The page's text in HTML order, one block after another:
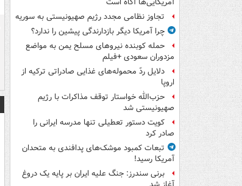
آمریکایی‌ها آگاه است
تجاوز نظامی مجدد رژیم صهیونیستی به سوریه
چرا آمریکا دیگر بازدارندگی پیشین را ندارد؟
حمله کوبنده نیروهای مسلح یمن به مواضع
مزدوران سعودی +فیلم
دلایل ردّ محموله‌های غذایی صادراتی ترکیه از
اروپا
حزب‌الله خواستار توقف مذاکرات با رژیم
صهیونیستی شد
کویت دستور تعطیلی تنها مدرسه ایرانی را
صادر کرد
تبعات کمبود موشک‌های پدافندی به متحدان
آمریکا رسید!
برنی سندرز: جنگ علیه ایران بر پایه یک دروغ